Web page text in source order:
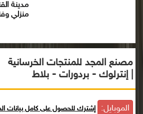
مدينة
منزلي
مصنع المجد للمنتجات الخرسانية
| إنترلوك - بردورات - بلاط
الموبايل: إشترك للحصول على كامل بيانات